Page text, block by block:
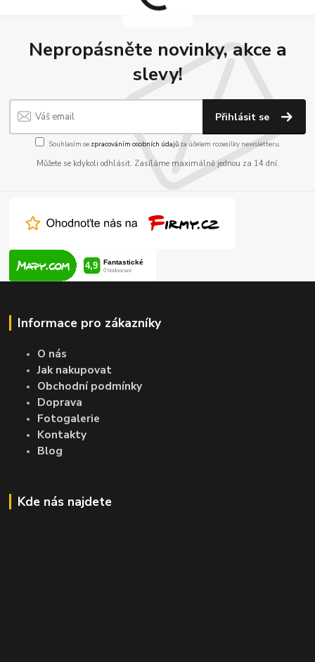
Nepropásněte novinky, akce a
slevy!
Přihlásit se
Souhlasím se zpracováním osobních údajůza účelem rozesílky newsletteru.
Můžete se kdykoli odhlásit. Zasíláme maximálně jednou za 14 dní.
Informace pro zákazníky
O nás
Jak nakupovat
Obchodní podmínky
Doprava
Fotogalerie
Kontakty
Blog
Kde nás najdete